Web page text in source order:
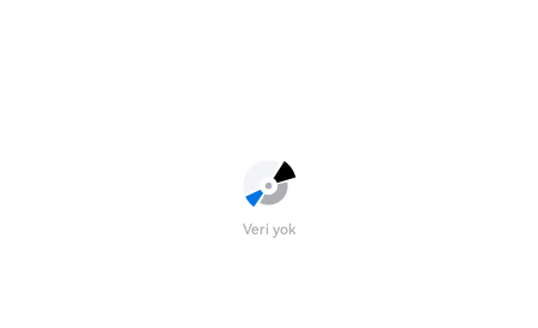
Veri yok